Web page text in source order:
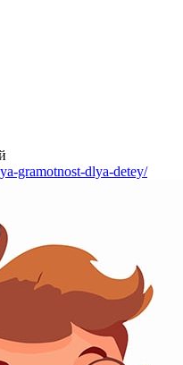
gramotnost-dlya-detey/